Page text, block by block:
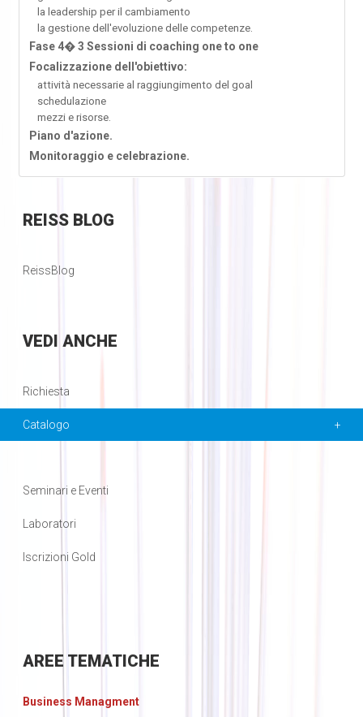
la leadership per il cambiamento
la gestione dell'evoluzione delle competenze.
Fase 4� 3 Sessioni di coaching one to one
Focalizzazione dell'obiettivo:
attività necessarie al raggiungimento del goal
schedulazione
mezzi e risorse.
Piano d'azione.
Monitoraggio e celebrazione.
REISSBLOG
ReissBlog
VEDI ANCHE
Richiesta
Catalogo
Seminari e Eventi
Laboratori
Iscrizioni Gold
AREE TEMATICHE
Business Managment